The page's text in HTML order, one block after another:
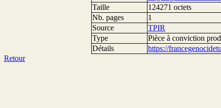
Taille
124271 octets
Nb. pages
1
Source
TPIR
Type
Pièce à conviction
Détails
https://
Retour